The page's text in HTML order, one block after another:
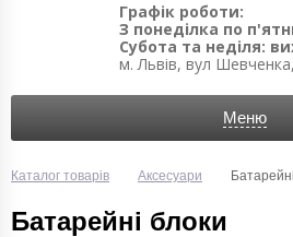
Графік роботи:
З понеділка по
Субота та неділя:
м. Львів, вул
Меню
Каталог товарів Аксесуари
Батарейні блоки